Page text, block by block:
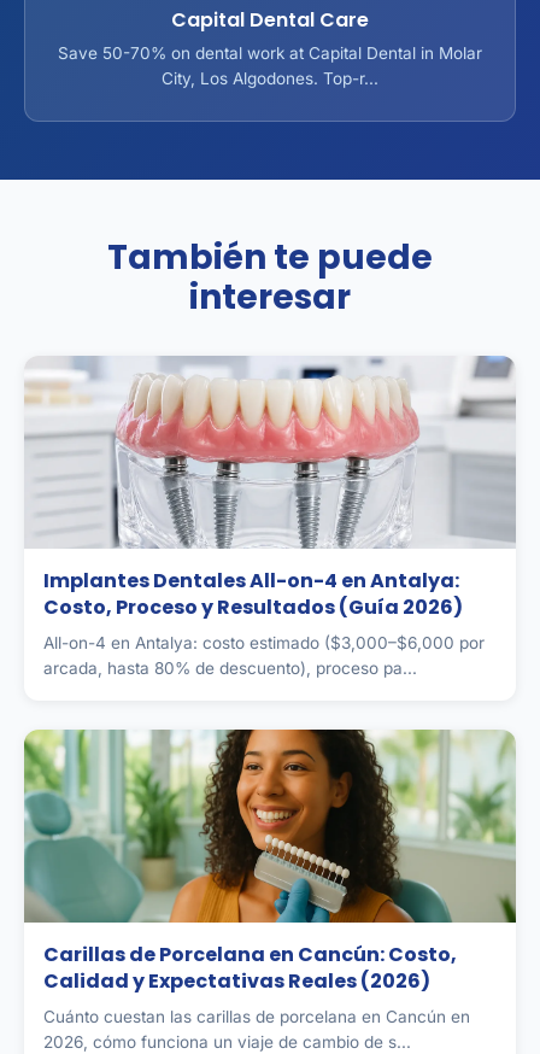
Capital Dental Care
Save 50-70% on dental work at Capital Dental in Molar
City, Los Algodones. Top-r...
También te puede
interesar
Implantes Dentales All-on-4 en Antalya:
Costo, Proceso y Resultados (Guía 2026)
All-on-4 en Antalya: costo estimado ($3,000–$6,000 por
arcada, hasta 80% de descuento), proceso pa...
Carillas de Porcelana en Cancún: Costo,
Calidad y Expectativas Reales (2026)
Cuánto cuestan las carillas de porcelana en Cancún en
2026, cómo funciona un viaje de cambio de s...